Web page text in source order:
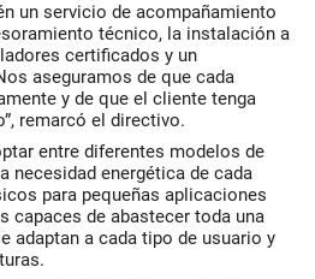
un servicio de acompañamiento
técnico, la instalación a
certificados y un
aseguramos de que cada
y de que el cliente tenga
remarcó el directivo.
entre diferentes modelos de
necesidad energética de cada
para pequeñas aplicaciones
capaces de abastecer toda una
adaptan a cada tipo de usuario y